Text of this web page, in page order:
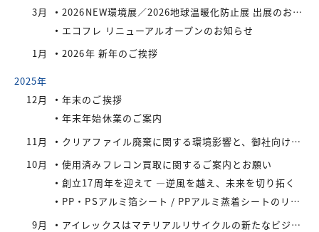
3月
2026NEW環境展／2026地球温暖化防止展 出展のお知らせ
エコフレ リニューアルオープンのお知らせ
1月
2026年 新年のご挨拶
2025年
12月
年末のご挨拶
年末年始休業のご案内
11月
クリアファイル廃棄に関する環境影響と、御社向けの最適なリサイクル・買取対策
10月
使用済みフレコン買取に関するご案内とお願い
創立17周年を迎えて —逆風を越え、未来を切り拓く
PP・PSアルミ箔シート / PPアルミ蒸着シートのリサイクル先をお探しの業者様へ
9月
アイレックスはマテリアルリサイクルの新たなビジネスに着手